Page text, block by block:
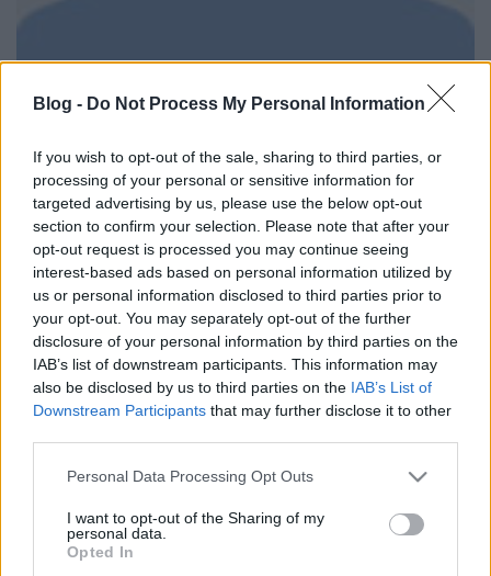
Blog - Do Not Process My Personal Information
If you wish to opt-out of the sale, sharing to third parties, or
processing of your personal or sensitive information for
targeted advertising by us, please use the below opt-out
section to confirm your selection. Please note that after your
opt-out request is processed you may continue seeing
interest-based ads based on personal information utilized by
us or personal information disclosed to third parties prior to
your opt-out. You may separately opt-out of the further
disclosure of your personal information by third parties on the
IAB’s list of downstream participants. This information may
also be disclosed by us to third parties on the IAB’s List of
Downstream Participants that may further disclose it to other
Please note that this website/app uses one or more Google
not limited to your visit or usage behaviour. You may click to
grant or deny consent to Google and its third-party tags to
use your data for below specified purposes in below Google
Personal Data Processing Opt Outs
I want to opt-out of the Sharing of my
personal data.
Opted In
Világító zebrát nyert pókeren Eger alpolgármestere
és ezt a frankó címet sajnos nem én találtam ki.
Budapest az egyik legkevésbé ismert
világváros. A legjobb eredményt a
"tisztaság, városkép, klíma"
kategóriában értük el
Zubreczki Dávid• 2009. június 25.